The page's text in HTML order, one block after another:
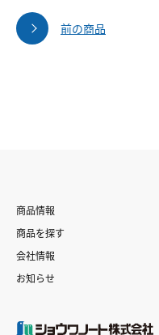
前の商品
商品情報
商品を探す
会社情報
お知らせ